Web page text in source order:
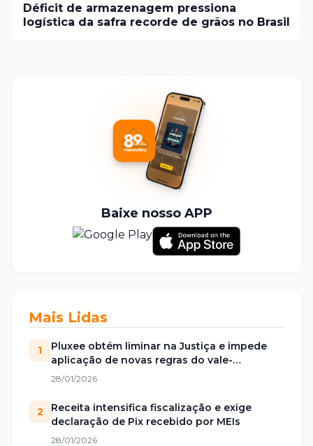
Déficit de armazenagem pressiona
logística da safra recorde de grãos no Brasil
Baixe nosso APP
Mais Lidas
1
Pluxee obtém liminar na Justiça e impede
aplicação de novas regras do vale-
alimentação
28/01/2026
2
Receita intensifica fiscalização e exige
declaração de Pix recebido por MEIs
28/01/2026